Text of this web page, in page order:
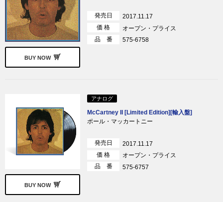
BUY NOW
発売日
2017.11.17
価 格
オープン・プライス
品 番
575-6758
BUY NOW
アナログ
McCartney II [Limited Edition][輸入盤]
ポール・マッカートニー
発売日
2017.11.17
価 格
オープン・プライス
品 番
575-6757